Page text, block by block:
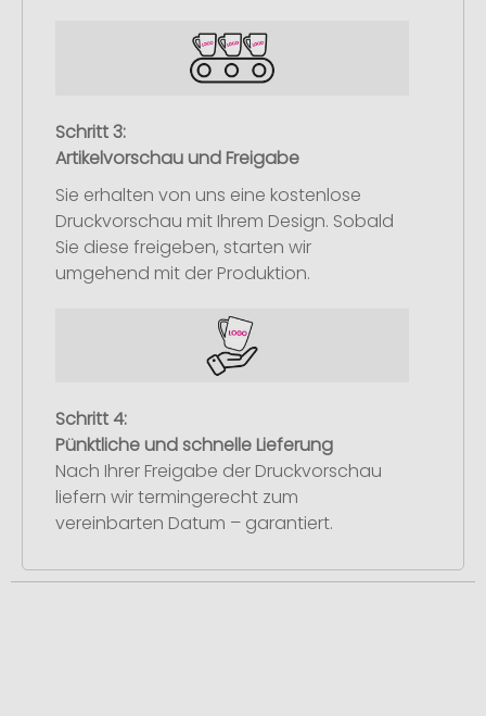
Schritt 3:
Artikelvorschau und Freigabe
Sie erhalten von uns eine kostenlose
Druckvorschau mit Ihrem Design. Sobald
Sie diese freigeben, starten wir
umgehend mit der Produktion.
Schritt 4:
Pünktliche und schnelle Lieferung
Nach Ihrer Freigabe der Druckvorschau
liefern wir termingerecht zum
vereinbarten Datum – garantiert.